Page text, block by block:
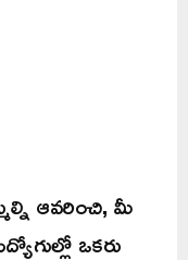
ఆవరించి, మీ
ఒకరు